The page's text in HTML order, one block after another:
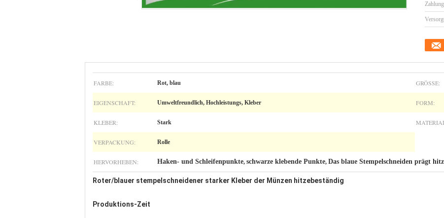
FARBE: Rot, blau GRÖSSE:
EIGENSCHAFT: Umweltfreundlich, Hochleistungs, Kleber FORM:
KLEBER: Stark
VERPACKUNG: Rolle
HERVORHEBEN: Haken- und Schleifenpunkte, schwarze klebende Punkte, Das blaue Stempelschneiden prägt
Roter/blauer stempelschneidener starker Kleber der Münzen hitzebeständig
Produktions-Zeit